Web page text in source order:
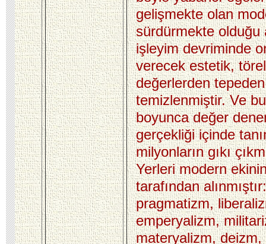
gelişmekte olan
sürdürmekte olduğu
işleyim devriminde
verecek estetik,
değerlerden
temizlenmiştir. Ve
boyunca değer
gerçekliği içinde
milyonların gıkı
Yerleri modern
tarafından
pragmatizm,
emperyalizm,
materyalizm,